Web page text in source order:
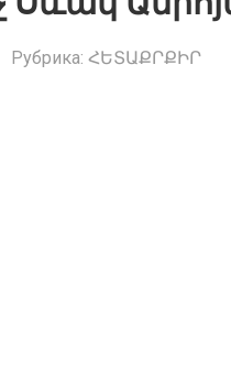
Рубрика: ՀԵՏԱՔՐՔԻՐ